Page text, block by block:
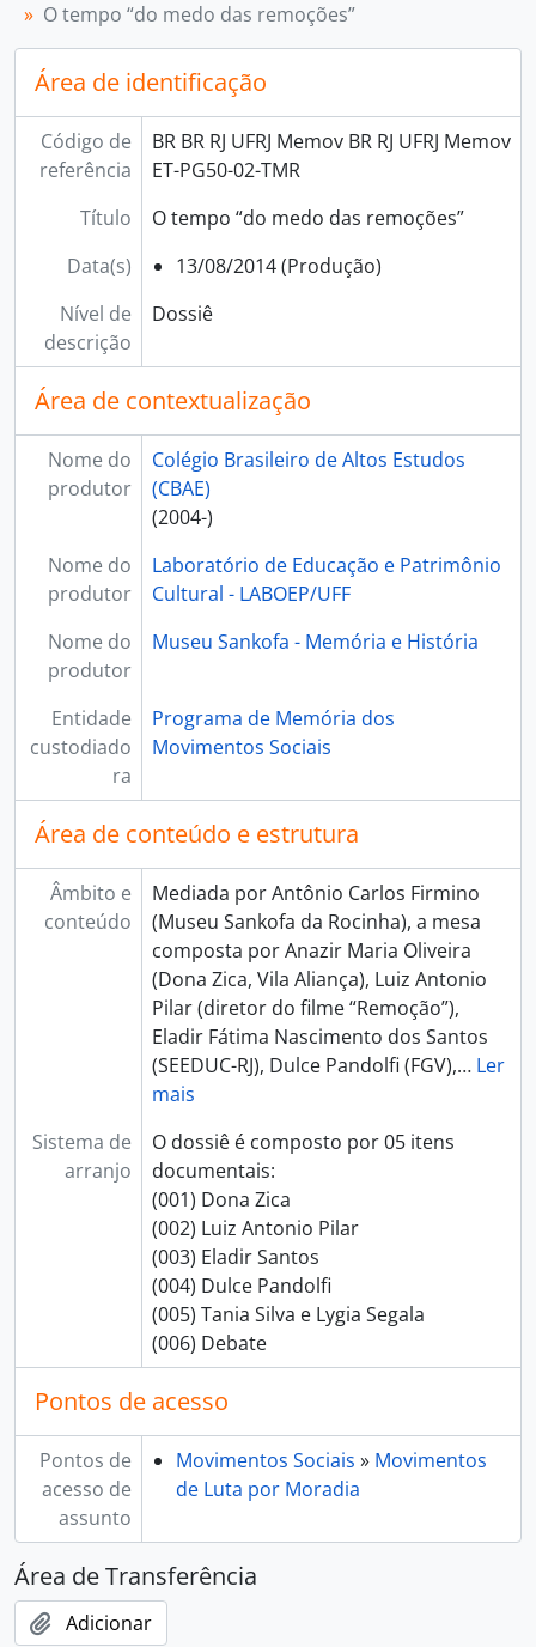
O tempo “do medo das remoções”
Área de identificação
Código de
referência
BR BR RJ UFRJ Memov BR RJ UFRJ Memov
ET-PG50-02-TMR
Título
O tempo “do medo das remoções”
Data(s)
13/08/2014 (Produção)
Nível de
descrição
Dossiê
Área de contextualização
Nome do
produtor
Colégio Brasileiro de Altos Estudos
(CBAE)
(2004-)
Nome do
produtor
Laboratório de Educação e Patrimônio
Cultural - LABOEP/UFF
Nome do
produtor
Museu Sankofa - Memória e História
Entidade
custodiado
ra
Programa de Memória dos
Movimentos Sociais
Área de conteúdo e estrutura
Âmbito e
conteúdo
Mediada por Antônio Carlos Firmino
(Museu Sankofa da Rocinha), a mesa
composta por Anazir Maria Oliveira
(Dona Zica, Vila Aliança), Luiz Antonio
Pilar (diretor do filme “Remoção”),
Eladir Fátima Nascimento dos Santos
(SEEDUC-RJ), Dulce Pandolfi (FGV),… Ler
mais
Sistema de
arranjo
O dossiê é composto por 05 itens
documentais:
(001) Dona Zica
(002) Luiz Antonio Pilar
(003) Eladir Santos
(004) Dulce Pandolfi
(005) Tania Silva e Lygia Segala
(006) Debate
Pontos de acesso
Pontos de
acesso de
assunto
Movimentos Sociais » Movimentos
de Luta por Moradia
Área de Transferência
Adicionar